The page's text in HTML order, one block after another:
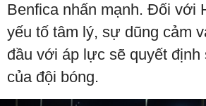
Benfica nhấn mạnh. Đối với
yếu tố tâm lý, sự dũng cảm
đầu với áp lực sẽ quyết định
của đội bóng.